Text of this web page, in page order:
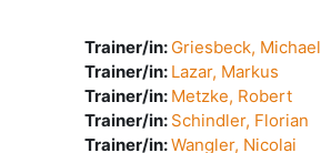
Trainer/in: Griesbeck, Michael
Trainer/in: Lazar, Markus
Trainer/in: Metzke, Robert
Trainer/in: Schindler, Florian
Trainer/in:Wangler, Nicolai